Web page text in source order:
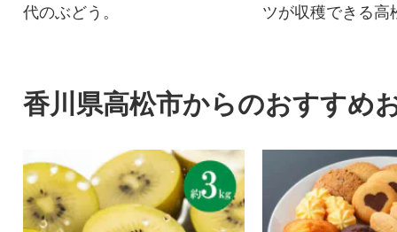
代のぶどう。
ツが収穫できる高
香川県高松市からのおすすめ